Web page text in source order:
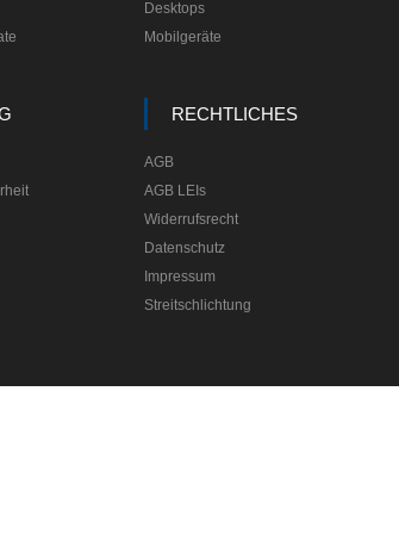
Desktops
Mobilgeräte
RECHTLICHES
AGB
AGB LEIs
Widerrufsrecht
Datenschutz
Impressum
Streitschlichtung